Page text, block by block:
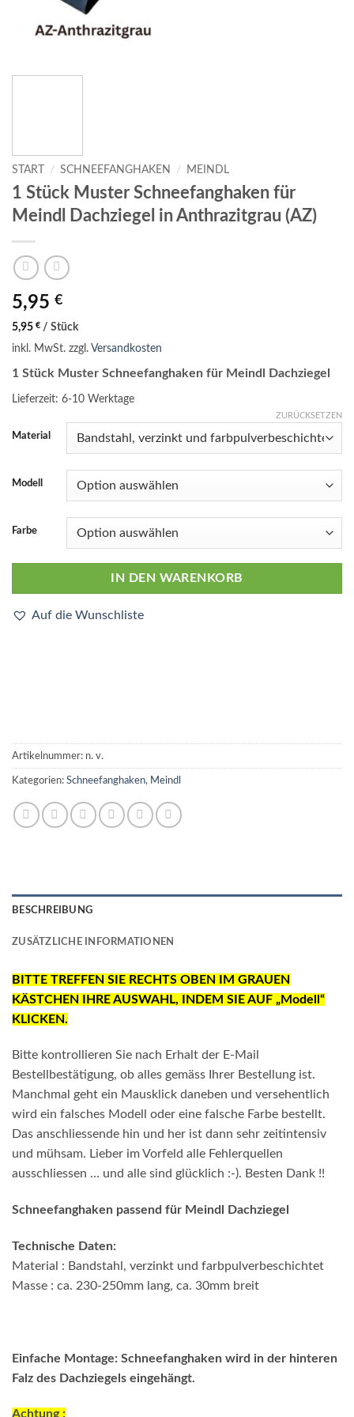
START / SCHNEEFANGHAKEN / MEINDL
1 Stück Muster Schneefanghaken für
Meindl Dachziegel in Anthrazitgrau (AZ)
5,95 €
5,95 € / Stück
inkl. MwSt. zzgl. Versandkosten
1 Stück Muster Schneefanghaken für Meindl Dachziegel
Lieferzeit: 6-10 Werktage
Material
Modell
Farbe
ZURÜCKSETZEN
IN DEN WARENKORB
Auf die Wunschliste
Artikelnummer: n. v.
Kategorien: Schneefanghaken, Meindl
BESCHREIBUNG
ZUSÄTZLICHE INFORMATIONEN
BITTE TREFFEN SIE RECHTS OBEN IM GRAUEN
KÄSTCHEN IHRE AUSWAHL, INDEM SIE AUF „Modell“
KLICKEN.
Bitte kontrollieren Sie nach Erhalt der E-Mail
Bestellbestätigung, ob alles gemäss Ihrer Bestellung ist.
Manchmal geht ein Mausklick daneben und versehentlich
wird ein falsches Modell oder eine falsche Farbe bestellt.
Das anschliessende hin und her ist dann sehr zeitintensiv
und mühsam. Lieber im Vorfeld alle Fehlerquellen
ausschliessen … und alle sind glücklich :-). Besten Dank !!
Schneefanghaken passend für Meindl Dachziegel
Technische Daten:
Material : Bandstahl, verzinkt und farbpulverbeschichtet
Masse : ca. 230-250mm lang, ca. 30mm breit
Einfache Montage: Schneefanghaken wird in der hinteren
Falz des Dachziegels eingehängt.
Achtung :